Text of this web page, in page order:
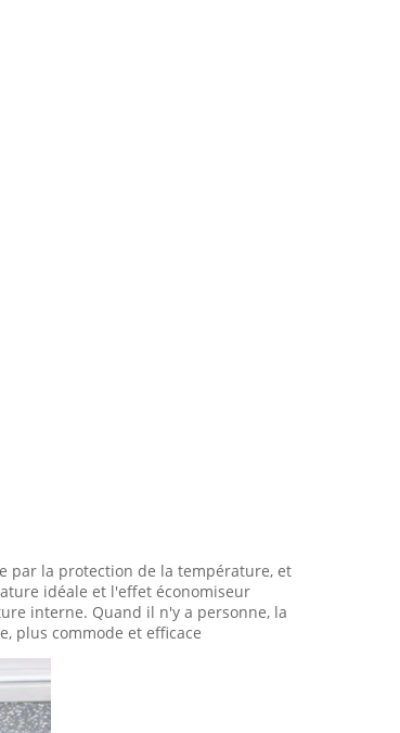
par la protection de la température, et
idéale et l'effet économiseur
interne. Quand il n'y a personne, la
plus commode et efficace